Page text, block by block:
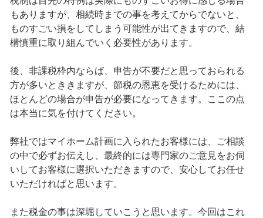
もありますが、相続時までの事を考えてからでないと、
ものすごい損をしてしまう可能性が出てきますので、結
構慎重に取り組んでいく必要性があります。
後、非課税枠内ならば、申告が不要だと思っておられる
方が多いとききますが、節税の恩恵を受けるためには、
ほとんどの場合が申告が必要になってきます。ここの点
は本当に気を付けてください。
弊社ではマイホーム計画に入られたお客様には、ご相談
の中で必ずお伝えし、最終的には専門家のご意見をお伺
いしてお客様に選択いただきますので、安心してお任せ
いただければと思います。
また税金の事は深堀していこうと思います。今回はこれ